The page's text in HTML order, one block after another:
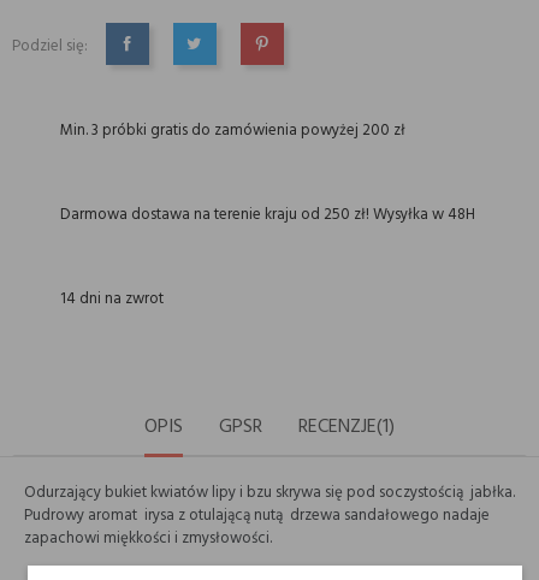
Podziel się:
UDOSTĘPNIJTWEETUJPINTEREST
Min. 3 próbki gratis do zamówienia powyżej 200 zł
Darmowa dostawa na terenie kraju od 250 zł! Wysyłka w 48H
14 dni na zwrot
OPIS GPSR RECENZJE(1)
Odurzający bukiet kwiatów lipy i bzu skrywa się pod soczystością jabłka.
Pudrowy aromat irysa z otulającą nutą drzewa sandałowego nadaje
zapachowi miękkości i zmysłowości.